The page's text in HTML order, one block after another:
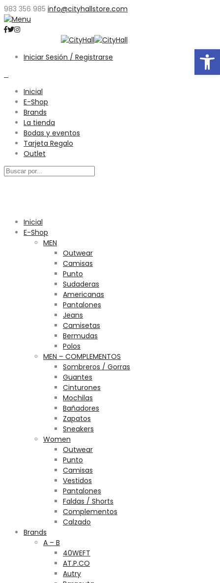
983 356 985 info@cityhallstore.com
Iniciar Sesión / Registrarse
Inicial
E-Shop
Brands
La tienda
Bodas y eventos
Tarjeta Regalo
Outlet
Inicial
E-Shop
MEN
Outwear
Camisas
Punto
Sudaderas
Americanas
Pantalones
Jeans
Camisetas
Bermudas
Polos
MEN – COMPLEMENTOS
Sombreros / Gorras
Guantes
Cinturones
Mochilas
Bañadores
Zapatos
Sneakers
Women
Outwear
Punto
Camisas
Vestidos
Pantalones
Faldas / Shorts
Complementos
Calzado
Brands
A – B
40WEFT
AT.P.CO
Autry